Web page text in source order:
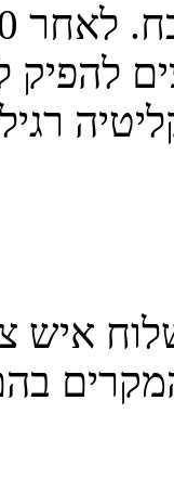
להפיק
איש